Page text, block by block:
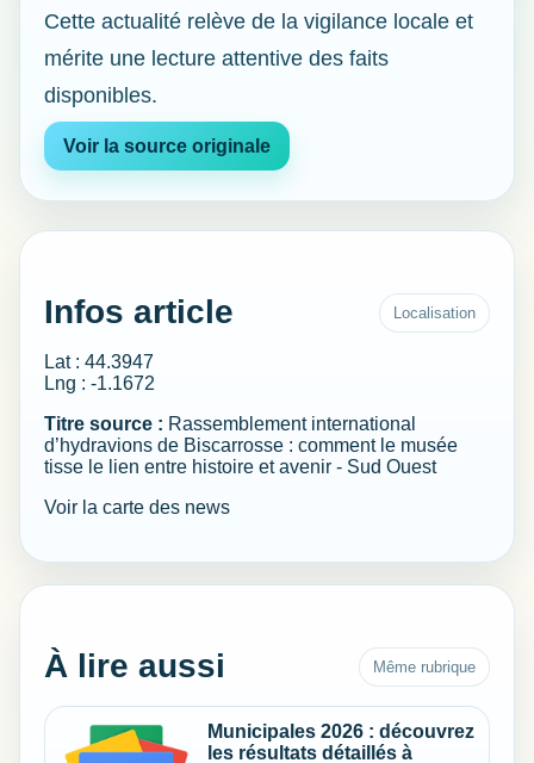
Cette actualité relève de la vigilance locale et
mérite une lecture attentive des faits
disponibles.
Voir la source originale
Infos article Localisation
Lat : 44.3947
Lng : -1.1672
Titre source : Rassemblement international
d’hydravions de Biscarrosse : comment le musée
tisse le lien entre histoire et avenir - Sud Ouest
Voir la carte des news
À lire aussi Même rubrique
Municipales 2026 : découvrez
les résultats détaillés à